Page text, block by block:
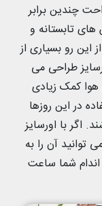
چندین برابر
تابستانه و
این رو بسیاری از
طراحی می
کمک زیادی
در این روزها
اگر با اورسایز
آن را به
شما ساعت